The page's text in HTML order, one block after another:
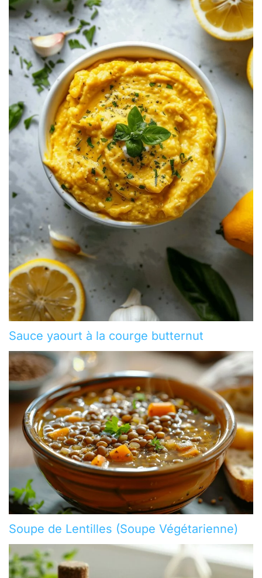
Sauce yaourt à la courge butternut
Soupe de Lentilles (Soupe Végétarienne)